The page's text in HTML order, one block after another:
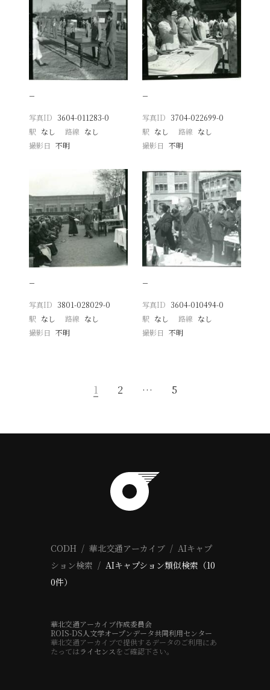
−
写真ID 3604-011283-0
駅 なし 路線 なし
撮影日
不明
−
写真ID 3704-022699-0
駅 なし 路線 なし
撮影日 不明
−
写真ID 3801-028029-0
駅 なし 路線 なし
撮影日
不明
−
写真ID 3604-010494-0
駅 なし 路線 なし
撮影日 不明
1 2 … 5
CODH 華北交通アーカイブ
AIキャプ
ション検索
AIキャプション類似検索（10
0件）
華北交通アーカイブ作成委員会
ROIS-DS人文学オープンデータ共同利用センター
華北交通アーカイブで提供するデータのご利用にあ
たってはライセンス をご確認下さい。